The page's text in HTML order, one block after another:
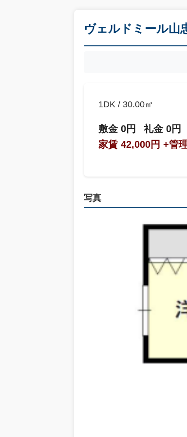
ヴェルドミール山
1DK / 30.00㎡
敷金 0円
礼金 0円
家賃 42,000円 +管
写真